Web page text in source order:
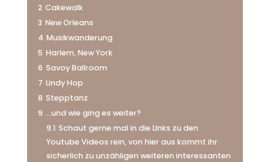
2 Cakewalk
3 New Orleans
4 Musikwanderung
5 Harlem, New York
6 Savoy Ballroom
7 Lindy Hop
8 Stepptanz
9 …und wie ging es weiter?
9.1 Schaut gerne mal in die LInks zu den
Youtube Videos rein, von hier aus kommt ihr
sicherlich zu unzähligen weiteren interessanten